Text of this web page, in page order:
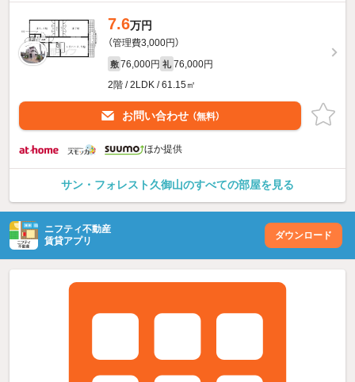
7.6万円
（管理費3,000円）
敷 76,000円 礼 76,000円
2階 / 2LDK / 61.15㎡
お問い合わせ （無料）
ほか提供
サン・フォレスト久御山のすべての部屋を見る
ニフティ不動産
賃貸アプリ
ダウンロード